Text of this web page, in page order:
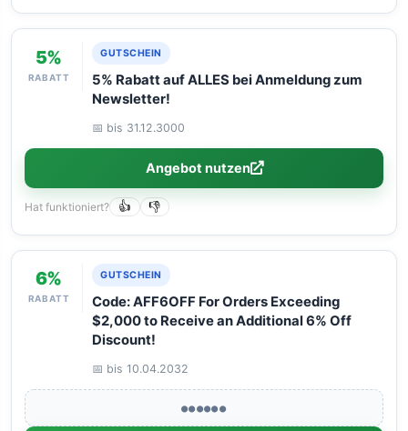
5%
RABATT
GUTSCHEIN
5% Rabatt auf ALLES bei Anmeldung zum
Newsletter!
📅 bis 31.12.3000
Angebot nutzen
Hat funktioniert? 👍 👎
6%
RABATT
GUTSCHEIN
Code: AFF6OFF For Orders Exceeding
$2,000 to Receive an Additional 6% Off
Discount!
📅 bis 10.04.2032
●●●●●●